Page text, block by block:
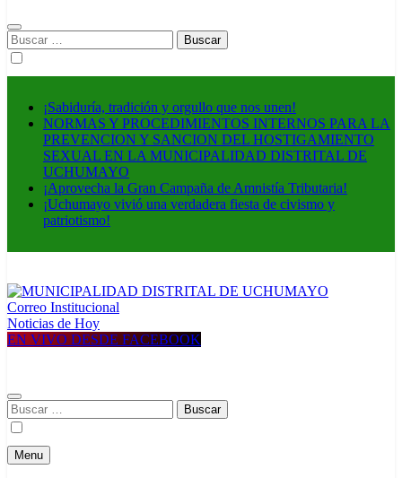
Buscar:
¡Sabiduría, tradición y orgullo que nos unen!
NORMAS Y PROCEDIMIENTOS INTERNOS PARA LA
PREVENCION Y SANCION DEL HOSTIGAMIENTO
SEXUAL EN LA MUNICIPALIDAD DISTRITAL DE
UCHUMAYO
¡Aprovecha la Gran Campaña de Amnistía Tributaria!
¡Uchumayo vivió una verdadera fiesta de civismo y
patriotismo!
MUNICIPALIDAD DISTRITAL DE UCHUMAYO
Construyendo una nueva Historia
Correo Institucional
Noticias de Hoy
EN VIVO DESDE FACEBOOK
Buscar:
Menu